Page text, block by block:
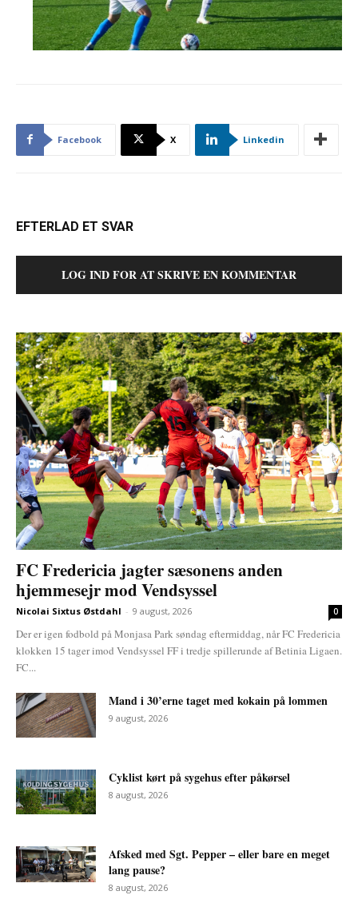
Facebook X Linkedin
EFTERLAD ET SVAR
LOG IND FOR AT SKRIVE EN KOMMENTAR
FC Fredericia jagter sæsonens anden
hjemmesejr mod Vendsyssel
Nicolai Sixtus Østdahl - 9 august, 2026 0
Der er igen fodbold på Monjasa Park søndag eftermiddag, når FC Fredericia
klokken 15 tager imod Vendsyssel FF i tredje spillerunde af Betinia Ligaen.
FC...
Mand i 30’erne taget med kokain på lommen
9 august, 2026
Cyklist kørt på sygehus efter påkørsel
8 august, 2026
Afsked med Sgt. Pepper – eller bare en meget
lang pause?
8 august, 2026